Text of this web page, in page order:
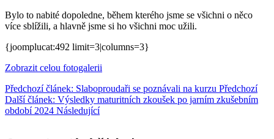
Bylo to nabité dopoledne, během kterého jsme se všichni o něco
více sblížili, a hlavně jsme si ho všichni moc užili.
{joomplucat:492 limit=3|columns=3}
Zobrazit celou fotogalerii
Předchozí článek: Slaboproudaři se poznávali na kurzu Předchozí
Další článek: Výsledky maturitních zkoušek po jarním zkušebním
období 2024 Následující